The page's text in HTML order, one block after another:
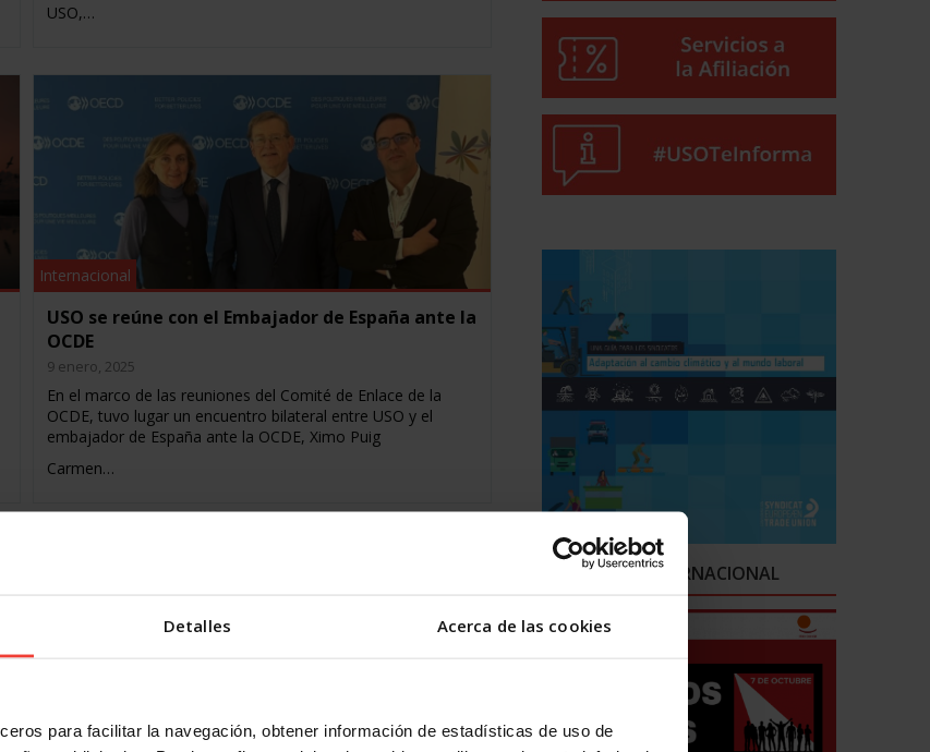
Detalles Acerca de las cookies
para facilitar la navegación, obtener información de estadísticas de uso de
USO,…
Internacional
USO se reúne con el Embajador de España ante la
OCDE
9 enero, 2025
En el marco de las reuniones del Comité de Enlace de la
OCDE, tuvo lugar un encuentro bilateral entre USO y el
embajador de España ante la OCDE, Ximo Puig
Carmen…
Internacional
CAMPAÑAS INTERNACIONAL